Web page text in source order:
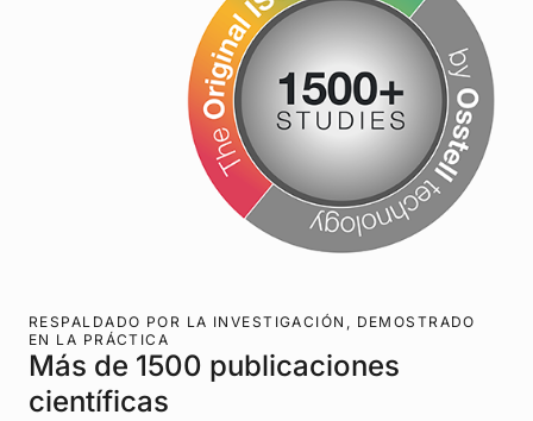
RESPALDADO POR LA INVESTIGACIÓN, DEMOSTRADO
EN LA PRÁCTICA
Más de 1500 publicaciones
científicas